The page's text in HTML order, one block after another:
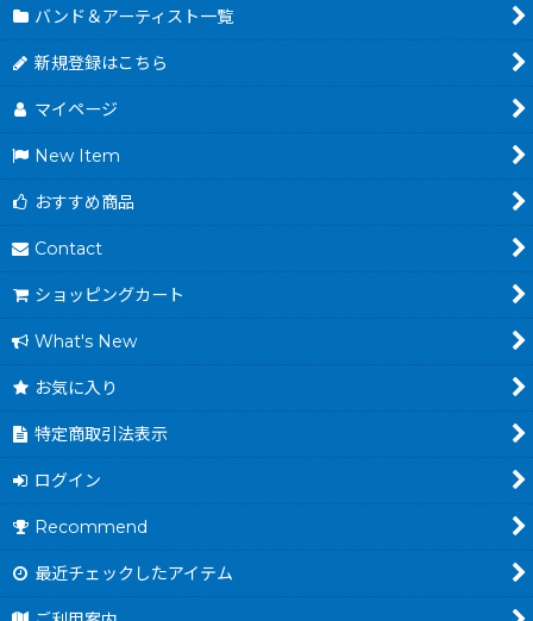
バンド＆アーティスト一覧
新規登録はこちら
マイページ
New Item
おすすめ商品
Contact
ショッピングカート
What's New
お気に入り
特定商取引法表示
ログイン
Recommend
最近チェックしたアイテム